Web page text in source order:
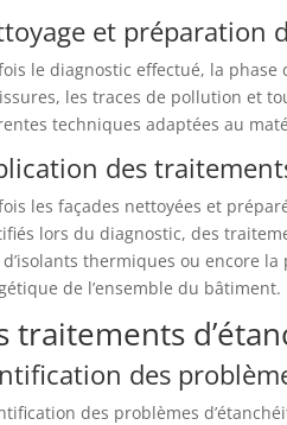
et préparation
le diagnostic effectué, la
les traces de pollution et
techniques adaptées au
des
les façades nettoyées et
lors du diagnostic, des
d’isolants thermiques ou encore
de l’ensemble du bâtiment.
traitements
des
des problèmes